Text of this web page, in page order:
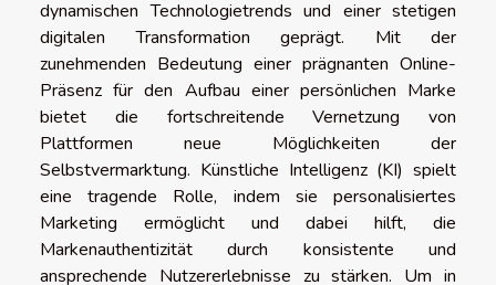
dynamischen Technologietrends und einer stetigen
digitalen Transformation geprägt. Mit der
zunehmenden Bedeutung einer prägnanten Online-
Präsenz für den Aufbau einer persönlichen Marke
bietet die fortschreitende Vernetzung von
Plattformen neue Möglichkeiten der
Selbstvermarktung. Künstliche Intelligenz (KI) spielt
eine tragende Rolle, indem sie personalisiertes
Marketing ermöglicht und dabei hilft, die
Markenauthentizität durch konsistente und
ansprechende Nutzererlebnisse zu stärken. Um in